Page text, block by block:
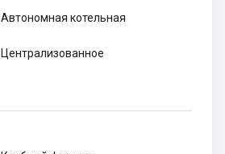
Автономная котельная
Централизованное